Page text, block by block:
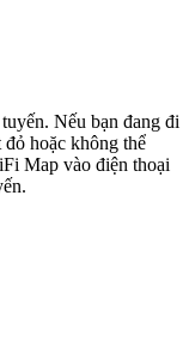
Nếu bạn đang đi
hoặc không thể
Map vào điện thoại